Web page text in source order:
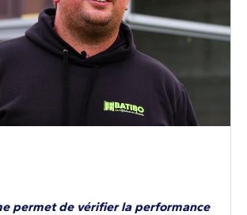
permet de vérifier la performance